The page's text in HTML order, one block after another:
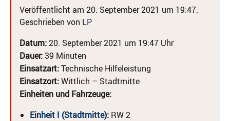
Veröffentlicht am 20. September 2021 um 19:47.
Geschrieben von LP
Datum:20. September 2021 um 19:47 Uhr
Dauer:39 Minuten
Einsatzart:Technische Hilfeleistung
Einsatzort:Wittlich – Stadtmitte
Einheiten und Fahrzeuge:
Einheit I (Stadtmitte): RW 2